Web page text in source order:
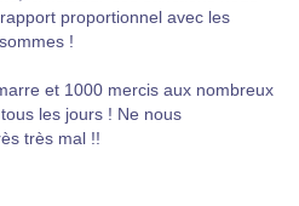
proportionnel avec les
!
et 1000 mercis aux nombreux
les jours ! Ne nous
très mal !!